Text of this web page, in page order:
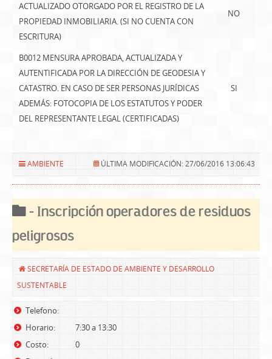
ACTUALIZADO OTORGADO POR EL REGISTRO DE LA
PROPIEDAD INMOBILIARIA. (SI NO CUENTA CON
ESCRITURA)
NO
B0012 MENSURA APROBADA, ACTUALIZADA Y
AUTENTIFICADA POR LA DIRECCIÓN DE GEODESIA Y
CATASTRO. EN CASO DE SER PERSONAS JURÍDICAS
ADEMÁS: FOTOCOPIA DE LOS ESTATUTOS Y PODER
DEL REPRESENTANTE LEGAL (CERTIFICADAS)
SI
AMBIENTE ÚLTIMA MODIFICACIÓN: 27/06/2016 13:06:43
- Inscripción operadores de residuos
peligrosos
SECRETARÍA DE ESTADO DE AMBIENTE Y DESARROLLO
SUSTENTABLE
Telefono:
Horario:
Costo:
7:30 a 13:30
0